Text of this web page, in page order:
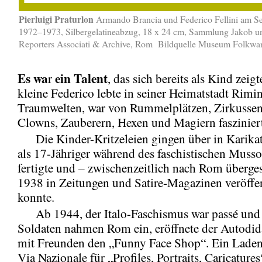
Pierluigi Praturlon Armando Brancia und Federico Fellini am
1972–1973, Silbergelatineabzug, 18 x 24 cm, Sammlung Jakob
Reporters Associati & Archive, Rom Bildquelle Museum
Es warein Talent, das sich bereits als Kind
kleine Federico lebte in seiner Heimatstadt
Traumwelten, war von Rummelplätzen,
Clowns, Zauberern, Hexen und Magiern
Die Kinder-Kritzeleien gingen über in
als 17-Jähriger während des faschistischen
fertigte und – zwischenzeitlich nach Rom
1938 in Zeitungen und Satire-Magazinen
konnte.
Ab 1944, der Italo-Faschismus war passé
Soldaten nahmen Rom ein, eröffnete der
mit Freunden den „Funny Face Shop“. Ein
Via Nazionale für „Profiles, Portraits,